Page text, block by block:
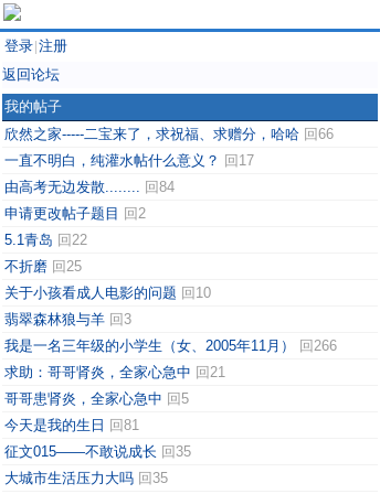
登录 注册
返回论坛
我的帖子
欣然之家-----二宝来了，求祝福、求赠分，哈哈 回66
一直不明白，纯灌水帖什么意义？ 回17
由高考无边发散........ 回84
申请更改帖子题目 回2
5.1青岛 回22
不折磨 回25
关于小孩看成人电影的问题 回10
翡翠森林狼与羊 回3
我是一名三年级的小学生（女、2005年11月）
回266
求助：哥哥肾炎，全家心急中 回21
哥哥患肾炎，全家心急中 回5
今天是我的生日 回81
征文015——不敢说成长 回35
大城市生活压力大吗 回35